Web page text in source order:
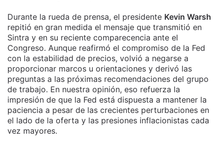
Durante la rueda de prensa, el presidente Kevin Warsh
repitió en gran medida el mensaje que transmitió en
Sintra y en su reciente comparecencia ante el
Congreso. Aunque reafirmó el compromiso de la Fed
con la estabilidad de precios, volvió a negarse a
proporcionar marcos u orientaciones y derivó las
preguntas a las próximas recomendaciones del grupo
de trabajo. En nuestra opinión, eso refuerza la
impresión de que la Fed está dispuesta a mantener la
paciencia a pesar de las crecientes perturbaciones en
el lado de la oferta y las presiones inflacionistas cada
vez mayores.